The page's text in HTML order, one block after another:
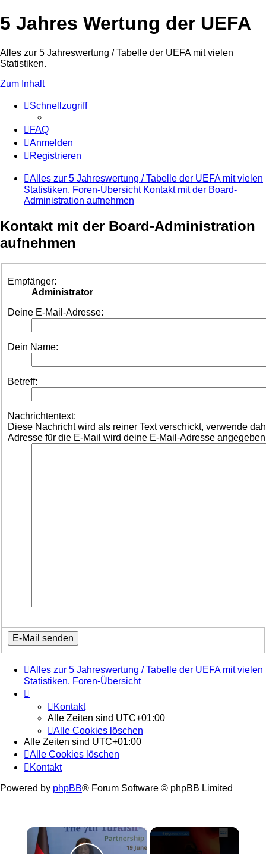
5 Jahres Wertung der UEFA
Alles zur 5 Jahreswertung / Tabelle der UEFA mit vielen
Statistiken.
Zum Inhalt
Schnellzugriff
FAQ
Anmelden
Registrieren
Alles zur 5 Jahreswertung / Tabelle der UEFA mit vielen
Statistiken. Foren-Übersicht Kontakt mit der Board-
Administration aufnehmen
Kontakt mit der Board-Administration
aufnehmen
Empfänger:
Administrator
Deine E-Mail-Adresse:
Dein Name:
Betreff:
Nachrichtentext:
Diese Nachricht wird als reiner Text verschickt, verwende
Adresse für die E-Mail wird deine E-Mail-Adresse
Alles zur 5 Jahreswertung / Tabelle der UEFA mit vielen
Statistiken. Foren-Übersicht
Kontakt
Alle Zeiten sind UTC+01:00
Alle Cookies löschen
Alle Zeiten sind UTC+01:00
Alle Cookies löschen
Kontakt
Powered by phpBB® Forum Software © phpBB Limited
×